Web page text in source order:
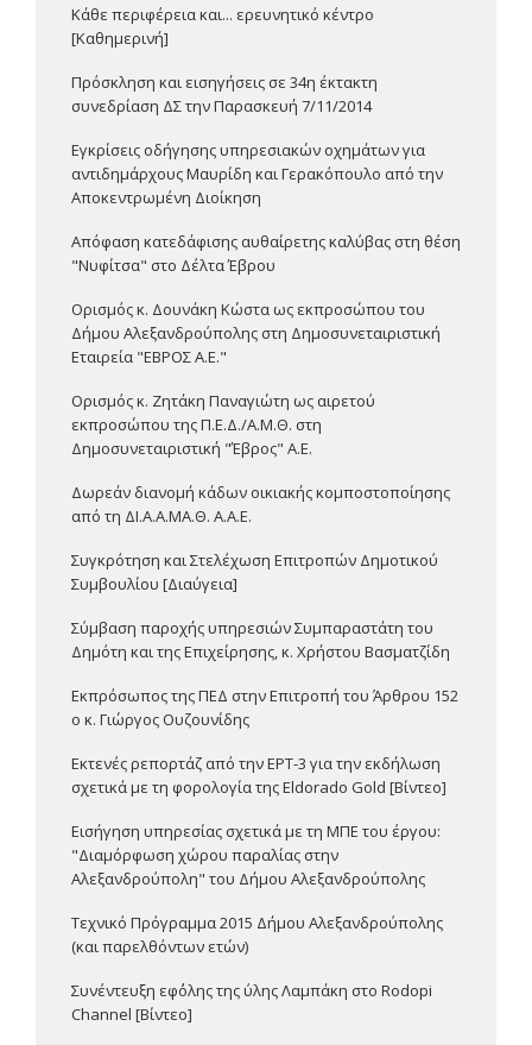
Κάθε περιφέρεια και... ερευνητικό κέντρο
[Καθημερινή]
Πρόσκληση και εισηγήσεις σε 34η έκτακτη
συνεδρίαση ΔΣ την Παρασκευή 7/11/2014
Εγκρίσεις οδήγησης υπηρεσιακών οχημάτων για
αντιδημάρχους Μαυρίδη και Γερακόπουλο από την
Αποκεντρωμένη Διοίκηση
Απόφαση κατεδάφισης αυθαίρετης καλύβας στη θέση
"Νυφίτσα" στο Δέλτα Έβρου
Ορισμός κ. Δουνάκη Κώστα ως εκπροσώπου του
Δήμου Αλεξανδρούπολης στη Δημοσυνεταιριστική
Εταιρεία "ΕΒΡΟΣ Α.Ε."
Ορισμός κ. Ζητάκη Παναγιώτη ως αιρετού
εκπροσώπου της Π.Ε.Δ./Α.Μ.Θ. στη
Δημοσυνεταιριστική "Έβρος" Α.Ε.
Δωρεάν διανομή κάδων οικιακής κομποστοποίησης
από τη ΔΙ.Α.Α.ΜΑ.Θ. Α.Α.Ε.
Συγκρότηση και Στελέχωση Επιτροπών Δημοτικού
Συμβουλίου [Διαύγεια]
Σύμβαση παροχής υπηρεσιών Συμπαραστάτη του
Δημότη και της Επιχείρησης, κ. Χρήστου Βασματζίδη
Εκπρόσωπος της ΠΕΔ στην Επιτροπή του Άρθρου 152
ο κ. Γιώργος Ουζουνίδης
Εκτενές ρεπορτάζ από την ΕΡΤ-3 για την εκδήλωση
σχετικά με τη φορολογία της Eldorado Gold [Βίντεο]
Εισήγηση υπηρεσίας σχετικά με τη ΜΠΕ του έργου:
"Διαμόρφωση χώρου παραλίας στην
Αλεξανδρούπολη" του Δήμου Αλεξανδρούπολης
Τεχνικό Πρόγραμμα 2015 Δήμου Αλεξανδρούπολης
(και παρελθόντων ετών)
Συνέντευξη εφ΄όλης της ύλης Λαμπάκη στο Rodopi
Channel [Βίντεο]